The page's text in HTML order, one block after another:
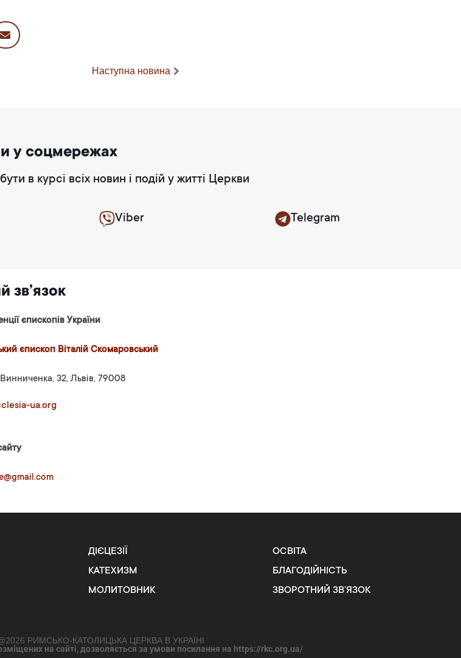
Наступна новина
у соцмережах
в курсі всіх новин і подій у житті Церкви
Viber Telegram
зв’язок
єпископів України
єпископ Віталій Скомаровський
32, Львів, 79008
ua.org
ДІЄЦЕЗІЇ
КАТЕХИЗМ
МОЛИТОВНИК
ОСВІТА
БЛАГОДІЙНІСТЬ
ЗВОРОТНИЙ ЗВ’ЯЗОК
РИМСЬКО-КАТОЛИЦЬКА ЦЕРКВА В УКРАЇНІ
на сайті, дозволяється за умови посилання на https://rkc.org.ua/